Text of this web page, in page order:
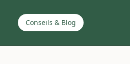
Conseils & Blog